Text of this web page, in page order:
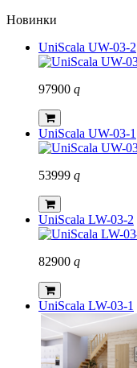
Новинки
UniScala UW-03-2
97900 q
UniScala UW-03-1
53999 q
UniScala LW-03-2
82900 q
UniScala LW-03-1